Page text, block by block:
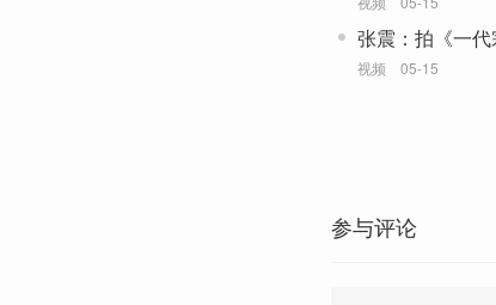
张震：拍《一
掉
视频 05-15
参与评论